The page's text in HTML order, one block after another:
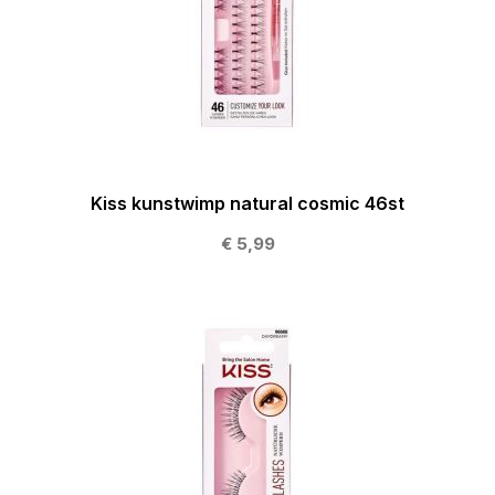
Kiss kunstwimp natural cosmic 46st
€ 5,99